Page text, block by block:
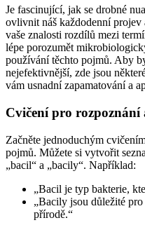
Je fascinující, jak se drobné
ovlivnit náš každodenní
vaše znalosti rozdílů mezi
lépe porozumět
používání těchto pojmů. Aby
nejefektivnější, zde jsou
vám usnadní zapamatování a
Cvičení pro rozpoznání
Začněte jednoduchým
pojmů. Můžete si vytvořit
„bacil“ a „bacily“. Například:
„Bacil je typ bakterie,
„Bacily jsou důležité
přírodě.“